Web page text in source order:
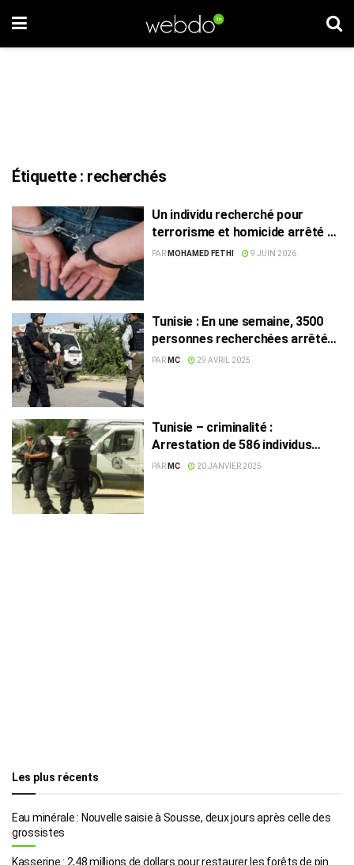
Étiquette : recherchés
Un individu recherché pour
terrorisme et homicide arrêté à
Kasserine
PAR MOHAMED FETHI 9 JUIN 2026
Tunisie : En une semaine, 3500
personnes recherchées arrêtées
par la Garde nationale
PAR MC 29 AVRIL 2025
Tunisie – criminalité :
Arrestation de 586 individus
recherchés
PAR MC 20 JANVIER 2025
Les plus récents
Eau minérale : Nouvelle saisie à Sousse, deux jours après celle des
grossistes
Kasserine : 2,48 millions de dollars pour restaurer les forêts de pin